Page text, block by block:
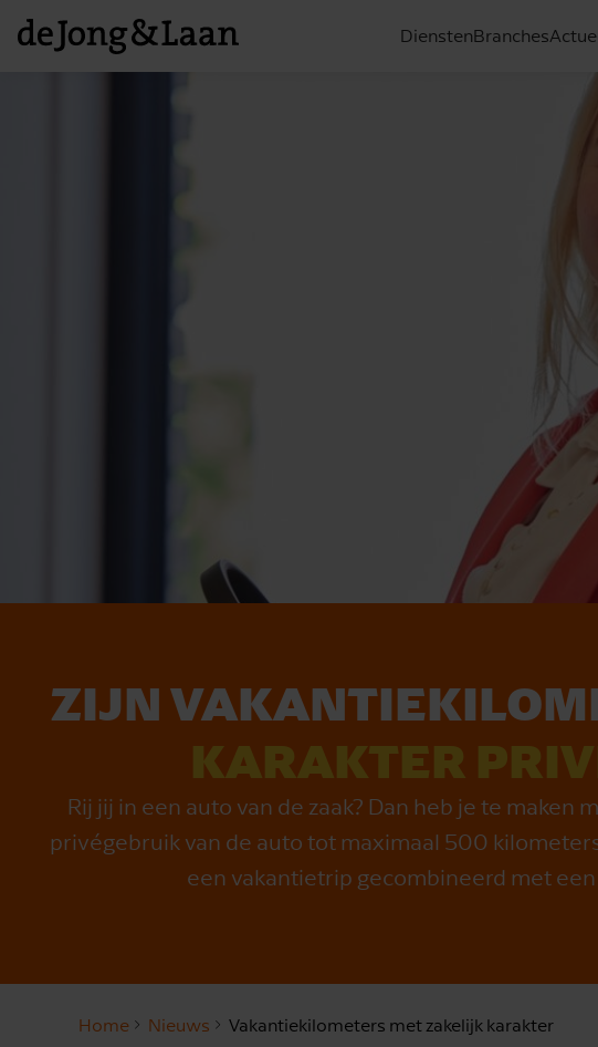
DienstenBranches
ZIJN
KA­RAK­TER
Rij jij in een auto van de zaak? Dan heb je te
privégebruik van de auto tot maximaal 500
een vakantietrip gecombineerd met
Home Nieuws Vakantiekilometers met zakelijk karakter